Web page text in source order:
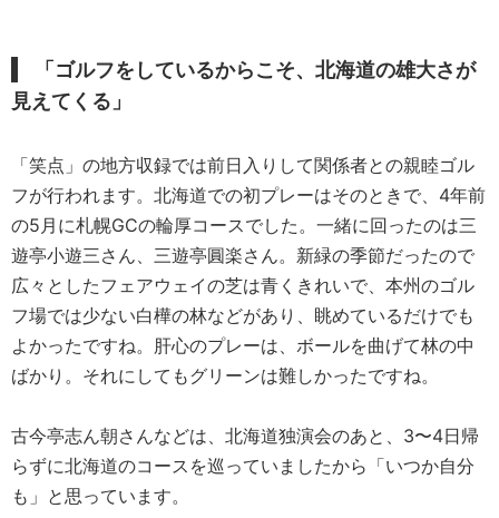
「ゴルフをしているからこそ、北海道の雄大さが
見えてくる」
「笑点」の地方収録では前日入りして関係者との親睦ゴル
フが行われます。北海道での初プレーはそのときで、4年前
の5月に札幌GCの輪厚コースでした。一緒に回ったのは三
遊亭小遊三さん、三遊亭圓楽さん。新緑の季節だったので
広々としたフェアウェイの芝は青くきれいで、本州のゴル
フ場では少ない白樺の林などがあり、眺めているだけでも
よかったですね。肝心のプレーは、ボールを曲げて林の中
ばかり。それにしてもグリーンは難しかったですね。
古今亭志ん朝さんなどは、北海道独演会のあと、3〜4日帰
らずに北海道のコースを巡っていましたから「いつか自分
も」と思っています。